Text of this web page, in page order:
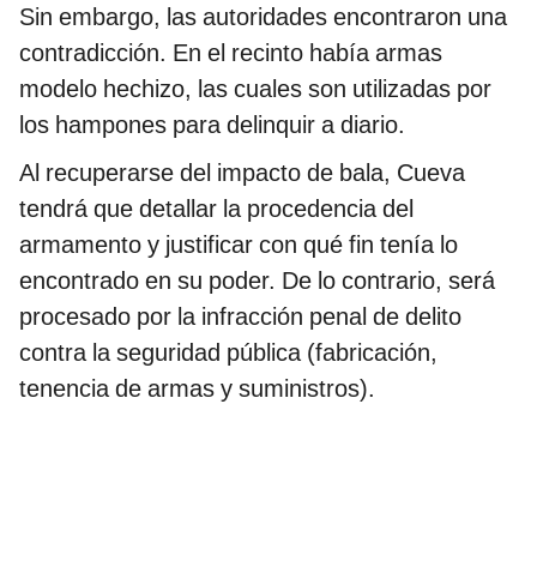
Sin embargo, las autoridades encontraron una
contradicción. En el recinto había armas
modelo hechizo, las cuales son utilizadas por
los hampones para delinquir a diario.
Al recuperarse del impacto de bala, Cueva
tendrá que detallar la procedencia del
armamento y justificar con qué fin tenía lo
encontrado en su poder. De lo contrario, será
procesado por la infracción penal de delito
contra la seguridad pública (fabricación,
tenencia de armas y suministros).